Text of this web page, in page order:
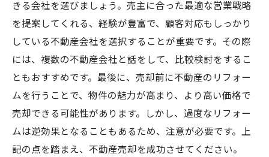
きる会社を選びましょう。売主に合った最適な営業戦略
を提案してくれる、経験が豊富で、顧客対応もしっかり
している不動産会社を選択することが重要です。その際
には、複数の不動産会社と話をして、比較検討をするこ
ともおすすめです。最後に、売却前に不動産のリフォー
ムを行うことで、物件の魅力が高まり、より高い価格で
売却できる可能性があります。しかし、過度なリフォー
ムは逆効果となることもあるため、注意が必要です。上
記の点を踏まえ、不動産売却を成功させてください。